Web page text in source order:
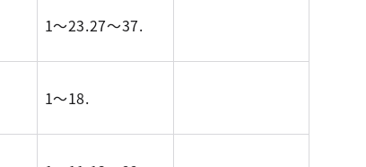
1～23.27～37.
1～18.